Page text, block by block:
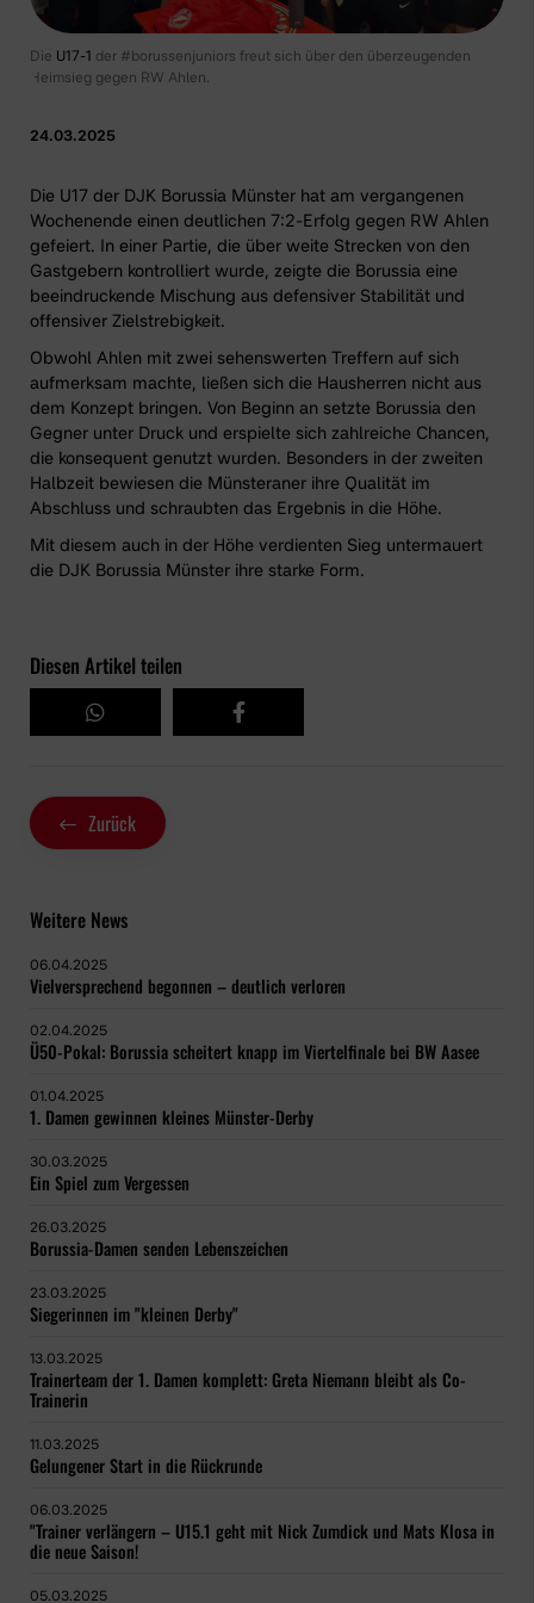
Die U17-1 der #borussenjuniors freut sich über den überzeugenden
Heimsieg gegen RW Ahlen.
24.03.2025
Die U17 der DJK Borussia Münster hat am vergangenen
Wochenende einen deutlichen 7:2-Erfolg gegen RW Ahlen
gefeiert. In einer Partie, die über weite Strecken von den
Gastgebern kontrolliert wurde, zeigte die Borussia eine
beeindruckende Mischung aus defensiver Stabilität und
offensiver Zielstrebigkeit.
Obwohl Ahlen mit zwei sehenswerten Treffern auf sich
aufmerksam machte, ließen sich die Hausherren nicht aus
dem Konzept bringen. Von Beginn an setzte Borussia den
Gegner unter Druck und erspielte sich zahlreiche Chancen,
die konsequent genutzt wurden. Besonders in der zweiten
Halbzeit bewiesen die Münsteraner ihre Qualität im
Abschluss und schraubten das Ergebnis in die Höhe.
Mit diesem auch in der Höhe verdienten Sieg untermauert
die DJK Borussia Münster ihre starke Form.
Diesen Artikel teilen
Zurück
Weitere News
06.04.2025
Vielversprechend begonnen – deutlich verloren
02.04.2025
Ü50-Pokal: Borussia scheitert knapp im Viertelfinale bei BW Aasee
01.04.2025
1. Damen gewinnen kleines Münster-Derby
30.03.2025
Ein Spiel zum Vergessen
26.03.2025
Borussia-Damen senden Lebenszeichen
23.03.2025
Siegerinnen im "kleinen Derby"
13.03.2025
Trainerteam der 1. Damen komplett: Greta Niemann bleibt als Co-
Trainerin
11.03.2025
Gelungener Start in die Rückrunde
06.03.2025
"Trainer verlängern – U15.1 geht mit Nick Zumdick und Mats Klosa in
die neue Saison!
05.03.2025